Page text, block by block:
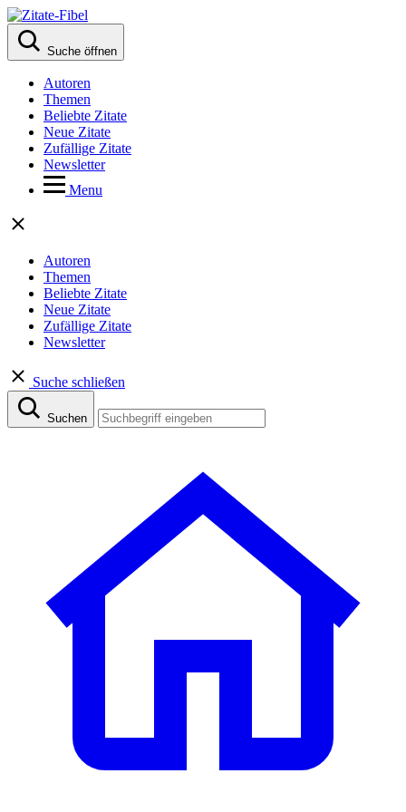
Suche öffnen
Autoren
Themen
Beliebte Zitate
Neue Zitate
Zufällige Zitate
Newsletter
Menu
Autoren
Themen
Beliebte Zitate
Neue Zitate
Zufällige Zitate
Newsletter
Suche schließen
Suchen